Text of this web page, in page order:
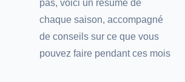
pas, voici un résumé de
chaque saison, accompagné
de conseils sur ce que vous
pouvez faire pendant ces mois